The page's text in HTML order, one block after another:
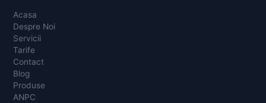
Acasa
Despre Noi
Servicii
Tarife
Contact
Blog
Produse
ANPC